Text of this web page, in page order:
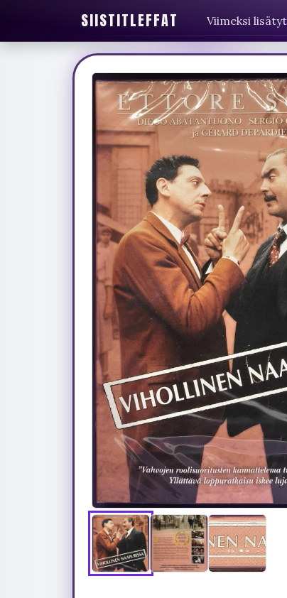
SIISTITLEFFAT Viimeksi lisätyt